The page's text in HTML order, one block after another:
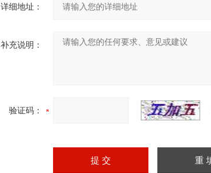
详细地址：
补充说明：
验证码：